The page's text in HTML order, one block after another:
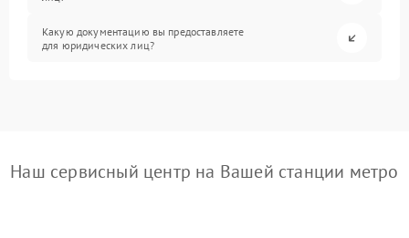
Какую документацию вы предоставляете
для юридических лиц?
Наш сервисный центр на Вашей станции метро